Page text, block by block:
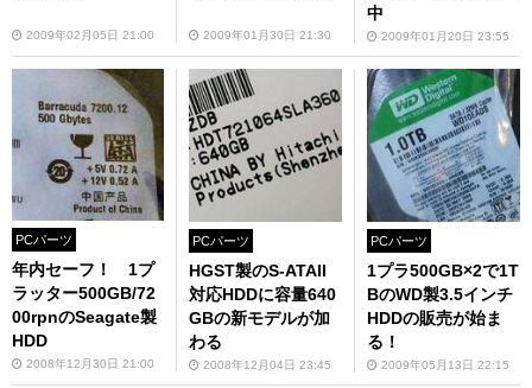
2009年02月05日 21:00 2009年01月30日 21:30
中
2009年01月20日 23:55
PCパーツ
年内セーフ！ 1プ
ラッター500GB/72
00rpnのSeagate製
HDD
2008年12月30日 21:00
PCパーツ
HGST製のS-ATAII
対応HDDに容量640
GBの新モデルが加
わる
2008年12月04日 23:45
PCパーツ
1プラ500GB×2で1T
BのWD製3.5インチ
HDDの販売が始ま
る！
2009年05月13日 22:15